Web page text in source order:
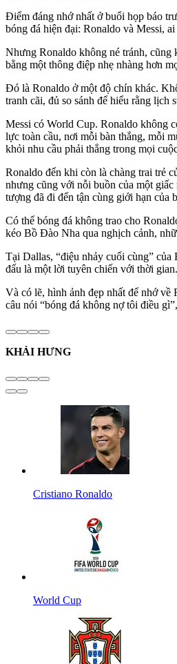
Điểm đáng nhớ nhất ở buổi họp báo
bóng đá hiện đại: Ronaldo và Messi,
Nhưng Ronaldo không né tránh, cũng
bằng một thông điệp nhẹ nhàng hơn
Đó là Ronaldo ở một độ chín khác.
tranh cãi, đủ so sánh để hiểu rằng lịch
Messi có World Cup. Ronaldo không
lực toàn cầu, nơi mỗi bàn thắng, mỗi
khỏi nhu cầu phải thắng trong mọi
Ronaldo đến khi còn là chàng trai trẻ
nhưng cũng với nỗi buồn của một
tượng đã đi đến tận cùng giới hạn của
Có thể bóng đá không trao cho
kéo Bồ Đào Nha qua nghịch cảnh,
Tại Dallas, “điệu nhảy cuối cùng”
đấu là một lời tuyên chiến với thời gian.
Và có lẽ, hình ảnh đẹp nhất để nhớ
câu nói “bóng đá không nợ tôi điều
KHẢI HƯNG
Cristiano Ronaldo
World Cup